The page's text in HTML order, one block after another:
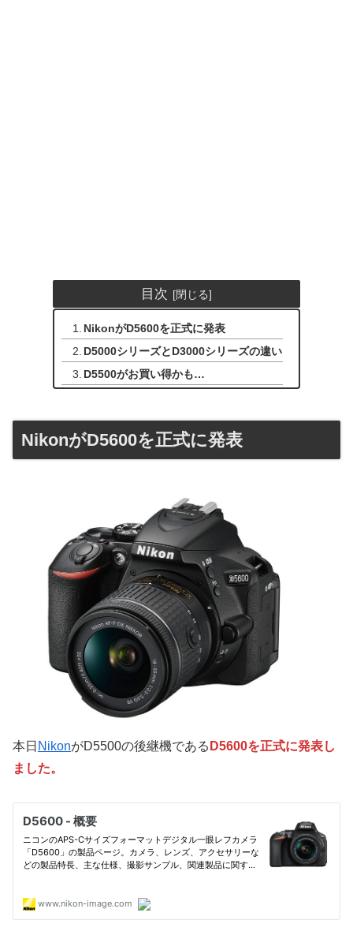
目次
NikonがD5600を正式に発表
D5000シリーズとD3000シリーズの違い
D5500がお買い得かも…
NikonがD5600を正式に発表
本日 NikonがD5500の後継機である D5600を正式に発表し
ました。